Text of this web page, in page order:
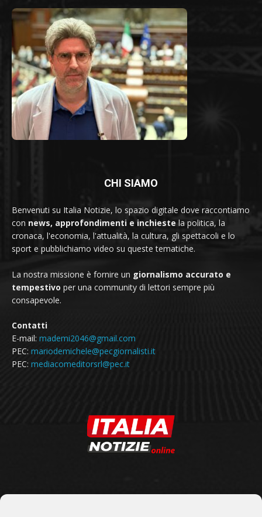
CHI SIAMO
Benvenuti su Italia Notizie, lo spazio digitale dove raccontiamo
con news, approfondimenti e inchieste la politica, la
cronaca, l'economia, l'attualità, la cultura, gli spettacoli e lo
sport e pubblichiamo video su queste tematiche.
La nostra missione è fornire un giornalismo accurato e
tempestivo per una community di lettori sempre più
consapevole.
Contatti
E-mail: mademi2046@gmail.com
PEC: mariodemichele@pecgiornalisti.it
PEC: mediacomeditorsrl@pec.it